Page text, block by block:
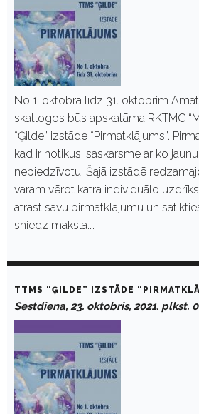
No 1. oktobra līdz 31. oktobrim
skatlogos būs apskatāma RKTMC
“Ģilde” izstāde “Pirmatklājums”.
kad ir notikusi saskarsme ar ko
nepiedzīvotu. Šajā izstādē
varam vērot katra individuālo
atrast savu pirmatklājumu un
sniedz māksla.…
TTMS “ĢILDE” IZSTĀDE
Sestdiena, 23. oktobris, 2021. plkst.